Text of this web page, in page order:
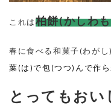
これは柏餅(かしわ
春に食べる和菓子(わが
葉 ( は )で包 (つつ ) んで作
とってもおい